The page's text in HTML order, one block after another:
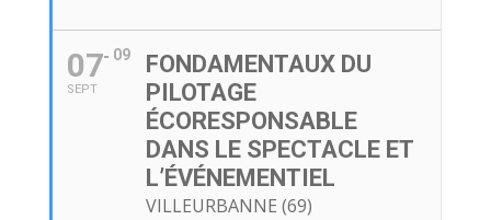
07
SEPT
09
FONDAMENTAUX DU
PILOTAGE
ÉCORESPONSABLE
DANS LE SPECTACLE ET
L’ÉVÉNEMENTIEL
VILLEURBANNE (69)